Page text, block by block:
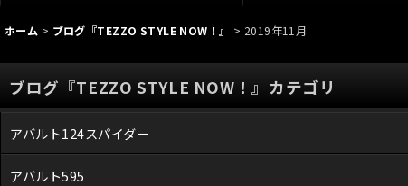
ホーム > ブログ『TEZZO STYLE NOW！』 > 2019年11月
ブログ『TEZZO STYLE NOW！』カテゴリ
アバルト124スパイダー
アバルト595